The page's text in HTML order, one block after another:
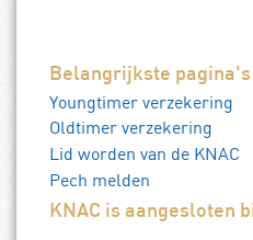
Belangrijkste pagina's
Youngtimer verzekering
Oldtimer verzekering
Lid worden van de KNAC
Pech melden
KNAC is aangesloten